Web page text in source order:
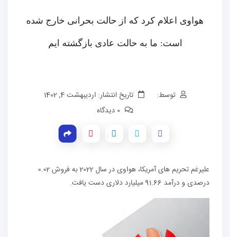
هواوی اعلام کرد که از حالت بحرانی خارج شده
است: ما به حالت عادی بازگشته ایم
توسط:
تاریخ انتشار: اردیبهشت 4, 1402
علیرغم تحریم های آمریکا، هواوی در سال 2022 به فروش 0.02
درصدی و درآمد 91.66 میلیارد دلاری دست یافت.